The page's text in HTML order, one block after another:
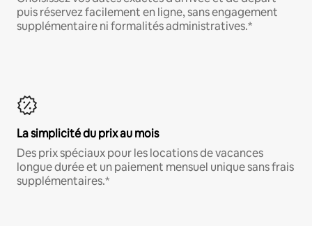
puis réservez facilement en ligne, sans engagement
supplémentaire ni formalités administratives.*
La simplicité du prix au mois
Des prix spéciaux pour les locations de vacances
longue durée et un paiement mensuel unique sans frais
supplémentaires.*